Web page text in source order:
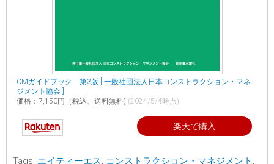
CMガイドブック 第3版 [ 一般社団法人日本コンストラクション・マネ
ジメント協会 ]
価格：7,150円（税込、送料無料) (2024/5/4時点)
楽天で購入
Tags: エイティーエス, コンストラクション・マネジメント ,